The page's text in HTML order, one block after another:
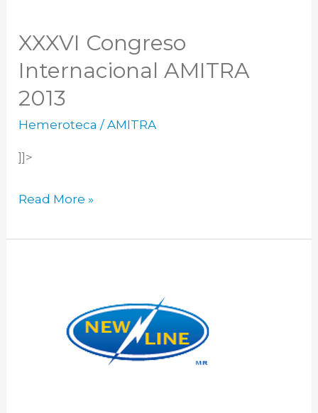
XXXVI Congreso
Internacional AMITRA
2013
Hemeroteca /AMITRA
]]>
Read More »